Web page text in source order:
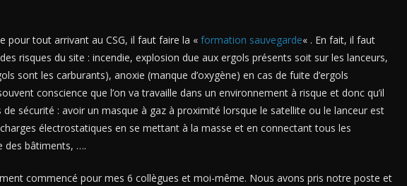
pour tout arrivant au CSG, il faut faire la « formation sauvegarde« . En fait, il faut
risques du site : incendie, explosion due aux ergols présents soit sur les lanceurs,
sont les carburants), anoxie (manque d’oxygène) en cas de fuite d’ergols
conscience que l’on va travaille dans un environnement à risque et donc qu’il
sécurité : avoir un masque à gaz à proximité lorsque le satellite ou le lanceur est
électrostatiques en se mettant à la masse et en connectant tous les
des bâtiments, ….
commencé pour mes 6 collègues et moi-même. Nous avons pris notre poste et